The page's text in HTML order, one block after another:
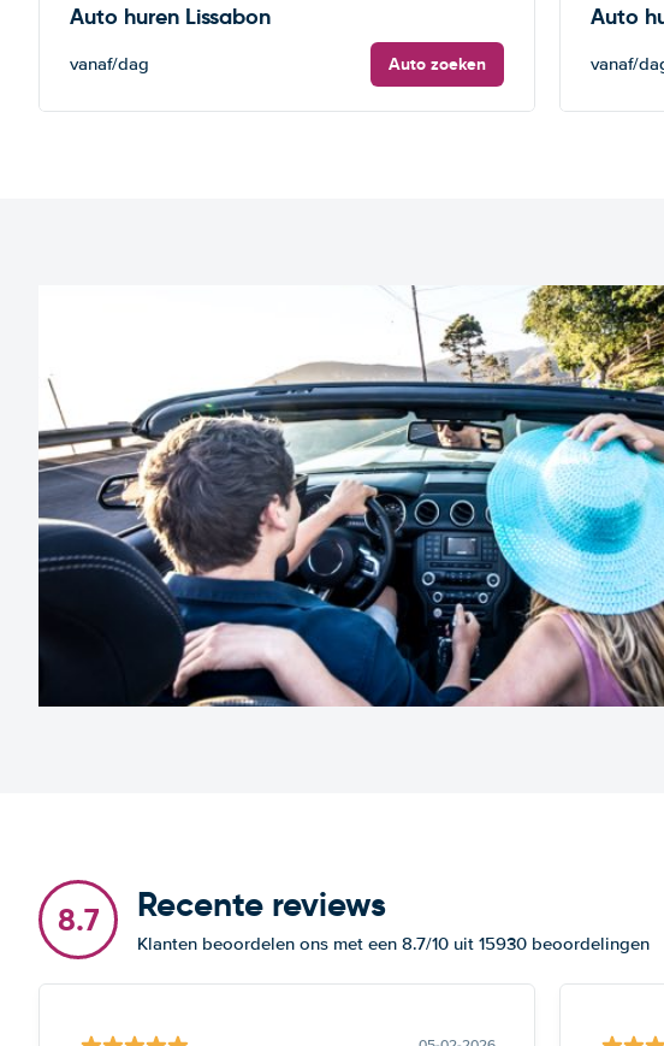
Auto huren Lissabon
vanaf/dag Auto zoeken
Auto
vanaf/
8.7 Recente reviews
Klanten beoordelen ons met een 8.7/10 uit 15930 beoordelingen